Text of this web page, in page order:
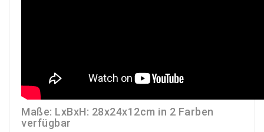
Maße: LxBxH: 28x24x12cm in 2 Farben
verfügbar